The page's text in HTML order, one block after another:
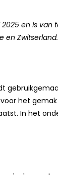
en is
en Zwitserland.
het gemak
In het